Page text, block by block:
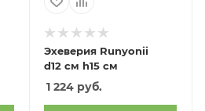
Эхеверия Runyonii
d12 см h15 см
1 224руб.